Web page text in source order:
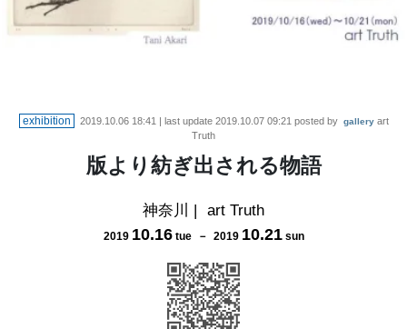
exhibition 2019.10.06 18:41 | last update 2019.10.07 09:21 posted by gallery art
Truth
版より紡ぎ出される物語
神奈川 | art Truth
2019 10.16 tue－ 2019 10.21 sun